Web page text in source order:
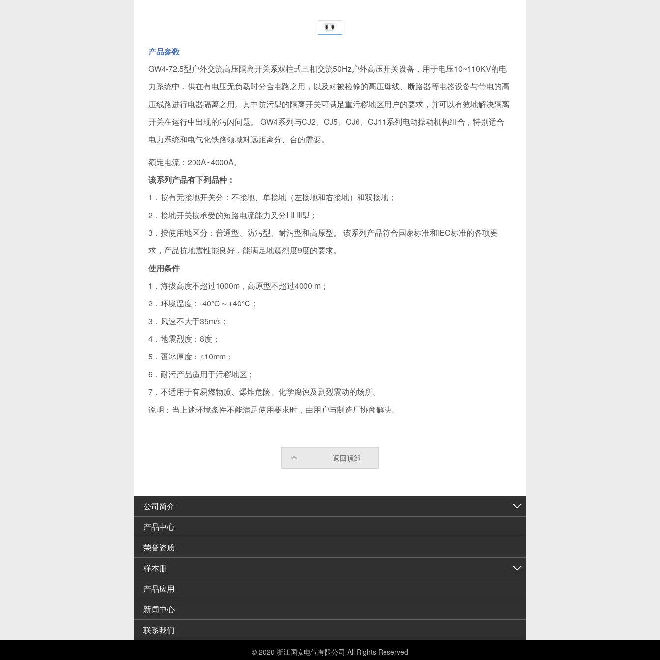
产品参数
GW4-72.5型户外交流高压隔离开关系双柱式三相交流50Hz户外高压开关设备，用于电压10~110KV的电
力系统中，供在有电压无负载时分合电路之用，以及对被检修的高压母线、断路器等电器设备与带电的高
压线路进行电器隔离之用。其中防污型的隔离开关可满足重污秽地区用户的要求，并可以有效地解决隔离
开关在运行中出现的污闪问题。 GW4系列与CJ2、CJ5、CJ6、CJ11系列电动操动机构组合，特别适合
电力系统和电气化铁路领域对远距离分、合的需要。
额定电流：200A~4000A。
该系列产品有下列品种：
1．按有无接地开关分：不接地、单接地（左接地和右接地）和双接地；
2．接地开关按承受的短路电流能力又分Ⅰ Ⅱ Ⅲ型；
3．按使用地区分：普通型、防污型、耐污型和高原型。 该系列产品符合国家标准和IEC标准的各项要
求，产品抗地震性能良好，能满足地震烈度9度的要求。
使用条件
1．海拔高度不超过1000m，高原型不超过4000 m；
2．环境温度：-40℃～+40℃；
3．风速不大于35m/s；
4．地震烈度：8度；
5．覆冰厚度：≤10mm；
6．耐污产品适用于污秽地区；
7．不适用于有易燃物质、爆炸危险、化学腐蚀及剧烈震动的场所。
说明：当上述环境条件不能满足使用要求时，由用户与制造厂协商解决。
返回顶部
公司简介
产品中心
荣誉资质
样本册
产品应用
新闻中心
联系我们
© 2020 浙江国安电气有限公司 All Rights Reserved